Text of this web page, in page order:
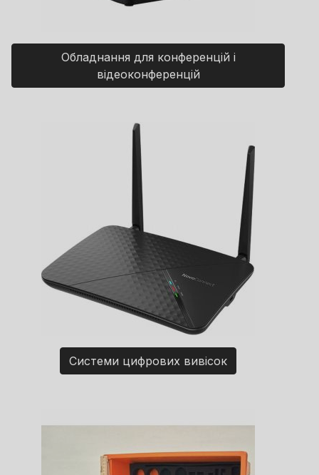
Обладнання для конференцій і
відеоконференцій
Системи цифрових вивісок